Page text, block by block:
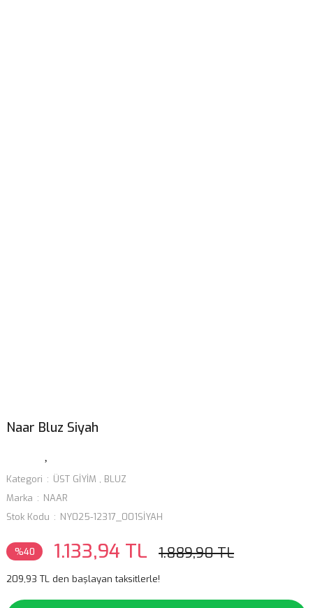
Naar Bluz Siyah
Kategori ÜST GİYİM , BLUZ
Marka
NAAR
Stok Kodu
NY025-12317_001SİYAH
%40 1.133,94 TL 1.889,90 TL
209,93 TL den başlayan taksitlerle!